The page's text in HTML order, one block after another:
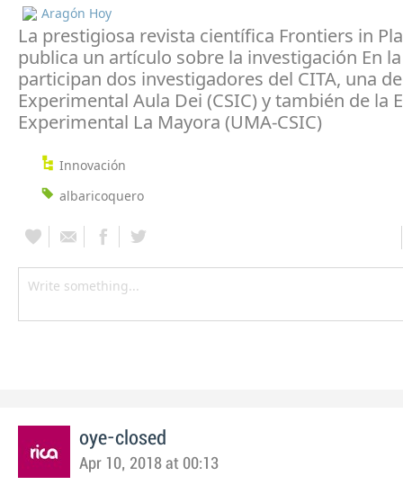
Aragón Hoy
La prestigiosa revista científica Frontiers in
publica un artículo sobre la investigación En
participan dos investigadores del CITA, una
Experimental Aula Dei (CSIC) y también de la
Experimental La Mayora (UMA-CSIC)
Innovación
albaricoquero
oye-closed
Apr 10, 2018 at 00:13